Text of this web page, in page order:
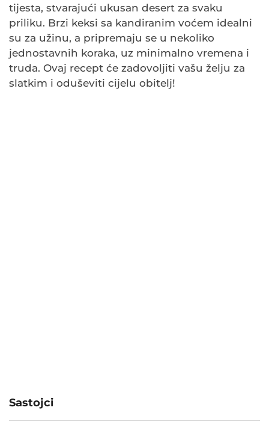
tijesta, stvarajući ukusan desert za svaku
priliku. Brzi keksi sa kandiranim voćem idealni
su za užinu, a pripremaju se u nekoliko
jednostavnih koraka, uz minimalno vremena i
truda. Ovaj recept će zadovoljiti vašu želju za
slatkim i oduševiti cijelu obitelj!
Sastojci